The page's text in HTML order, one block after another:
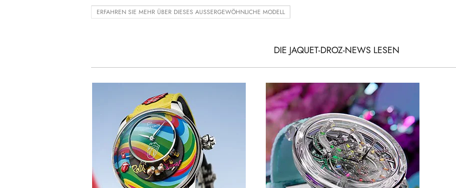
ERFAHREN SIE MEHR ÜBER DIESES AUSSERGEWÖHNLICHE MODELL
DIE JAQUET-DROZ-NEWS LESEN